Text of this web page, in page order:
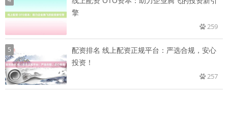
擎
259
5
配资排名 线上配资正规平台：严选合规，安心
投资！
257